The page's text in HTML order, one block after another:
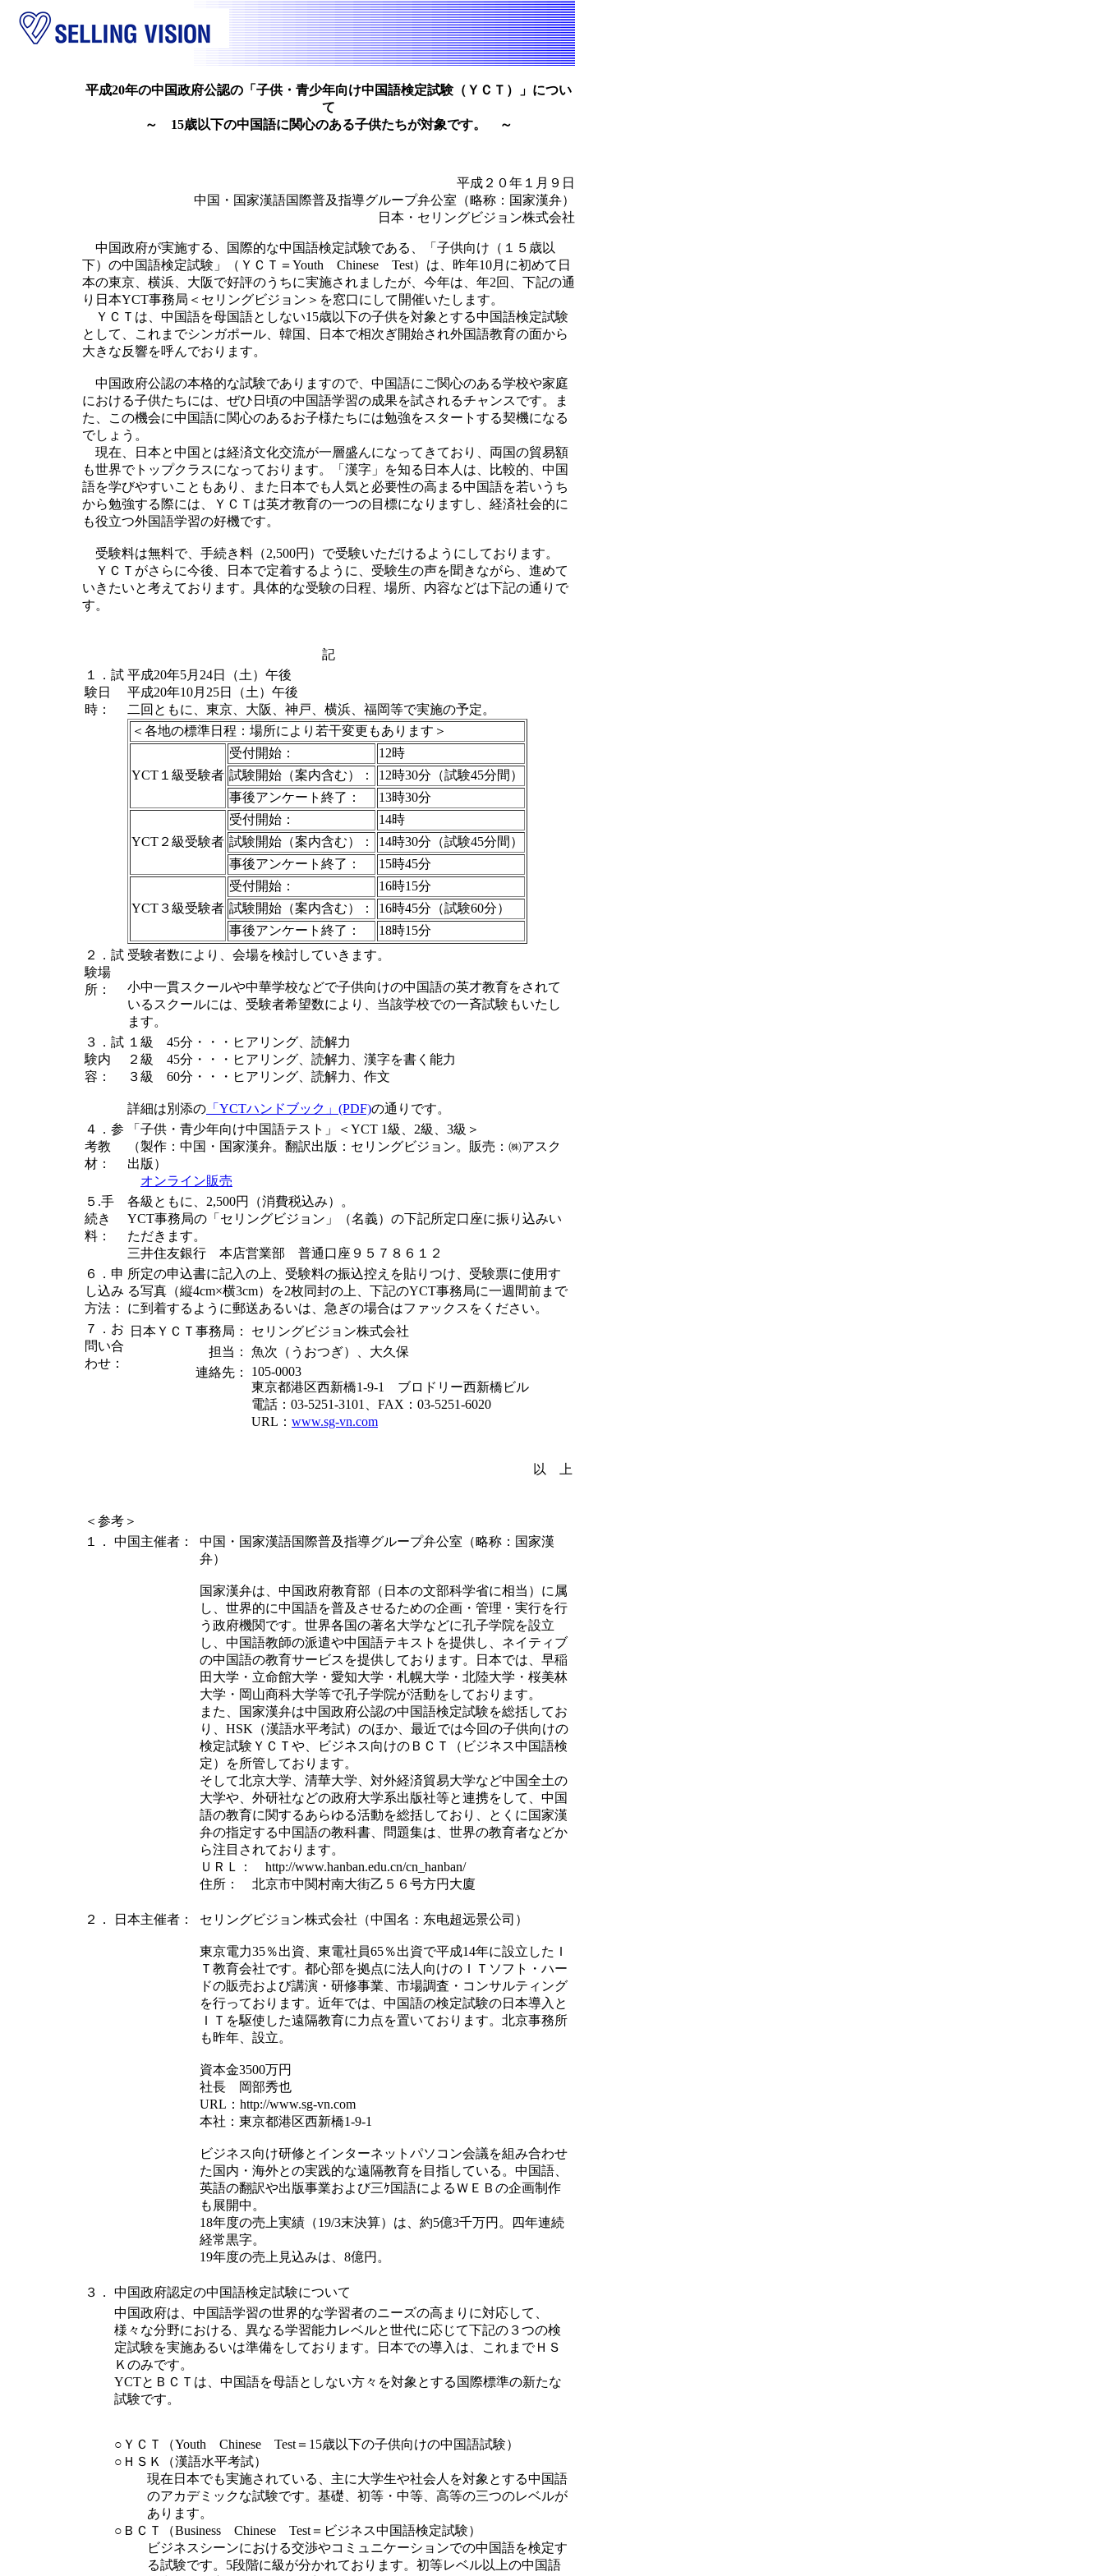
平成20年の中国政府公認の「子供・青少年向け中国語検定試験（ＹＣＴ）」につい
て
～ 15歳以下の中国語に関心のある子供たちが対象です。 ～
平成２０年１月９日
中国・国家漢語国際普及指導グループ弁公室（略称：国家漢弁）
日本・セリングビジョン株式会社
中国政府が実施する、国際的な中国語検定試験である、「子供向け（１５歳以
下）の中国語検定試験」（ＹＣＴ＝Youth Chinese Test）は、昨年10月に初めて日
本の東京、横浜、大阪で好評のうちに実施されましたが、今年は、年2回、下記の通
り日本YCT事務局＜セリングビジョン＞を窓口にして開催いたします。
ＹＣＴは、中国語を母国語としない15歳以下の子供を対象とする中国語検定試験
として、これまでシンガポール、韓国、日本で相次ぎ開始され外国語教育の面から
大きな反響を呼んでおります。
中国政府公認の本格的な試験でありますので、中国語にご関心のある学校や家庭
における子供たちには、ぜひ日頃の中国語学習の成果を試されるチャンスです。ま
た、この機会に中国語に関心のあるお子様たちには勉強をスタートする契機になる
でしょう。
現在、日本と中国とは経済文化交流が一層盛んになってきており、両国の貿易額
も世界でトップクラスになっております。「漢字」を知る日本人は、比較的、中国
語を学びやすいこともあり、また日本でも人気と必要性の高まる中国語を若いうち
から勉強する際には、ＹＣＴは英才教育の一つの目標になりますし、経済社会的に
も役立つ外国語学習の好機です。
受験料は無料で、手続き料（2,500円）で受験いただけるようにしております。
ＹＣＴがさらに今後、日本で定着するように、受験生の声を聞きながら、進めて
いきたいと考えております。具体的な受験の日程、場所、内容などは下記の通りで
す。
記
１．試
験日
時：
平成20年5月24日（土）午後
平成20年10月25日（土）午後
二回ともに、東京、大阪、神戸、横浜、福岡等で実施の予定。
＜各地の標準日程：場所により若干変更もあります＞
YCT１級受験者
受付開始：
12時
試験開始（案内含む）：
12時30分（試験45分間）
事後アンケート終了：
13時30分
YCT２級受験者
受付開始：
14時
試験開始（案内含む）：
14時30分（試験45分間）
事後アンケート終了：
15時45分
YCT３級受験者
受付開始：
16時15分
試験開始（案内含む）：
16時45分（試験60分）
事後アンケート終了：
18時15分
２．試
験場
所：
受験者数により、会場を検討していきます。
小中一貫スクールや中華学校などで子供向けの中国語の英才教育をされて
いるスクールには、受験者希望数により、当該学校での一斉試験もいたし
ます。
３．試
験内
容：
１級 45分・・・ヒアリング、読解力
２級 45分・・・ヒアリング、読解力、漢字を書く能力
３級 60分・・・ヒアリング、読解力、作文
詳細は別添の 「YCTハンドブック」(PDF)の通りです。
４．参
考教
材 ：
「子供・青少年向け中国語テスト」＜YCT 1級、2級、3級＞
（製作：中国・国家漢弁。翻訳出版：セリングビジョン。販売：㈱アスク
出版）
オンライン販売
５.手
続き
料：
各級ともに、2,500円（消費税込み）。
YCT事務局の「セリングビジョン」（名義）の下記所定口座に振り込みい
ただきます。
三井住友銀行 本店営業部 普通口座９５７８６１２
６．申
し込み
方法：
所定の申込書に記入の上、受験料の振込控えを貼りつけ、受験票に使用す
る写真（縦4cm×横3cm）を2枚同封の上、下記のYCT事務局に一週間前まで
に到着するように郵送あるいは、急ぎの場合はファックスをください。
７．お
問い合
わせ：
日本ＹＣＴ事務局：
セリングビジョン株式会社
担当：
魚次（うおつぎ）、大久保
連絡先：
105-0003
東京都港区西新橋1-9-1 ブロドリー西新橋ビル
電話：03-5251-3101、FAX：03-5251-6020
URL： www.sg-vn.com
以 上
＜参考＞
１．
中国主催者：
中国・国家漢語国際普及指導グループ弁公室（略称：国家漢
弁）
国家漢弁は、中国政府教育部（日本の文部科学省に相当）に属
し、世界的に中国語を普及させるための企画・管理・実行を行
う政府機関です。世界各国の著名大学などに孔子学院を設立
し、中国語教師の派遣や中国語テキストを提供し、ネイティブ
の中国語の教育サービスを提供しております。日本では、早稲
田大学・立命館大学・愛知大学・札幌大学・北陸大学・桜美林
大学・岡山商科大学等で孔子学院が活動をしております。
また、国家漢弁は中国政府公認の中国語検定試験を総括してお
り、HSK（漢語水平考試）のほか、最近では今回の子供向けの
検定試験ＹＣＴや、ビジネス向けのＢＣＴ（ビジネス中国語検
定）を所管しております。
そして北京大学、清華大学、対外経済貿易大学など中国全土の
大学や、外研社などの政府大学系出版社等と連携をして、中国
語の教育に関するあらゆる活動を総括しており、とくに国家漢
弁の指定する中国語の教科書、問題集は、世界の教育者などか
ら注目されております。
ＵＲＬ： http://www.hanban.edu.cn/cn_hanban/
住所： 北京市中関村南大街乙５６号方円大廈
２． 日本主催者： セリングビジョン株式会社（中国名：东电超远景公司）
東京電力35％出資、東電社員65％出資で平成14年に設立したＩ
Ｔ教育会社です。都心部を拠点に法人向けのＩＴソフト・ハー
ドの販売および講演・研修事業、市場調査・コンサルティング
を行っております。近年では、中国語の検定試験の日本導入と
ＩＴを駆使した遠隔教育に力点を置いております。北京事務所
も昨年、設立。
資本金3500万円
社長 岡部秀也
URL：http://www.sg-vn.com
本社：東京都港区西新橋1-9-1
ビジネス向け研修とインターネットパソコン会議を組み合わせ
た国内・海外との実践的な遠隔教育を目指している。中国語、
英語の翻訳や出版事業および三ｹ国語によるＷＥＢの企画制作
も展開中。
18年度の売上実績（19/3末決算）は、約5億3千万円。四年連続
経常黒字。
19年度の売上見込みは、8億円。
３．
中国政府認定の中国語検定試験について
中国政府は、中国語学習の世界的な学習者のニーズの高まりに対応して、
様々な分野における、異なる学習能力レベルと世代に応じて下記の３つの検
定試験を実施あるいは準備をしております。日本での導入は、これまでＨＳ
Ｋのみです。
YCTとＢＣＴは、中国語を母語としない方々を対象とする国際標準の新たな
試験です。
○ＹＣＴ（Youth Chinese Test＝15歳以下の子供向けの中国語試験）
○ＨＳＫ（漢語水平考試）
現在日本でも実施されている、主に大学生や社会人を対象とする中国語
のアカデミックな試験です。基礎、初等・中等、高等の三つのレベルが
あります。
○ＢＣＴ（Business Chinese Test＝ビジネス中国語検定試験）
ビジネスシーンにおける交渉やコミュニケーションでの中国語を検定す
る試験です。5段階に級が分かれております。初等レベル以上の中国語